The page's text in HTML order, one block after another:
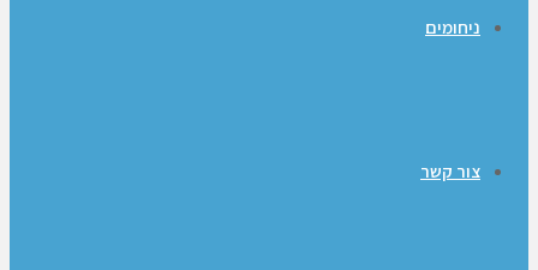
ניחומים
צור קשר